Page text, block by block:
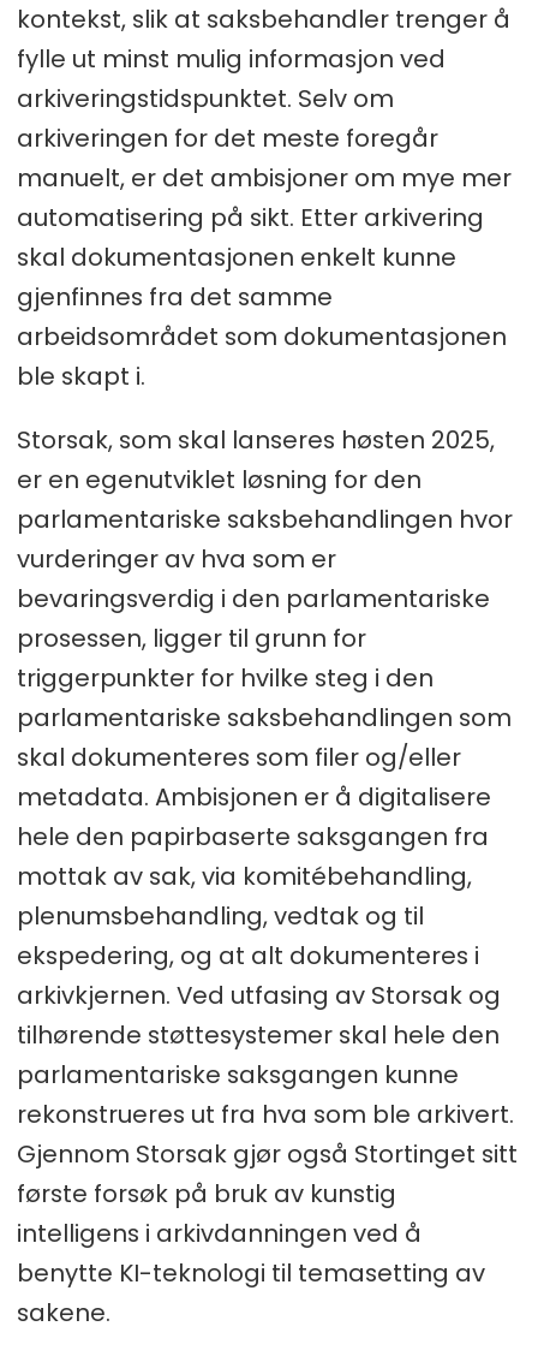
kontekst, slik at saksbehandler trenger å
fylle ut minst mulig informasjon ved
arkiveringstidspunktet. Selv om
arkiveringen for det meste foregår
manuelt, er det ambisjoner om mye mer
automatisering på sikt. Etter arkivering
skal dokumentasjonen enkelt kunne
gjenfinnes fra det samme
arbeidsområdet som dokumentasjonen
ble skapt i.
Storsak, som skal lanseres høsten 2025,
er en egenutviklet løsning for den
parlamentariske saksbehandlingen hvor
vurderinger av hva som er
bevaringsverdig i den parlamentariske
prosessen, ligger til grunn for
triggerpunkter for hvilke steg i den
parlamentariske saksbehandlingen som
skal dokumenteres som filer og/eller
metadata. Ambisjonen er å digitalisere
hele den papirbaserte saksgangen fra
mottak av sak, via komitébehandling,
plenumsbehandling, vedtak og til
ekspedering, og at alt dokumenteres i
arkivkjernen. Ved utfasing av Storsak og
tilhørende støttesystemer skal hele den
parlamentariske saksgangen kunne
rekonstrueres ut fra hva som ble arkivert.
Gjennom Storsak gjør også Stortinget sitt
første forsøk på bruk av kunstig
intelligens i arkivdanningen ved å
benytte KI-teknologi til temasetting av
sakene.